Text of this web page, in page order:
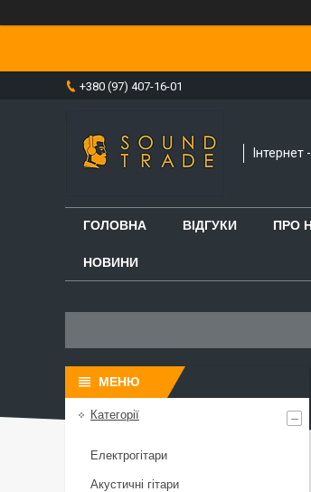
+380 (97) 407-16-01
ГОЛОВНА ВІДГУКИ ПРО
НОВИНИ
Категорії
Електрогітари
Акустичні гітари